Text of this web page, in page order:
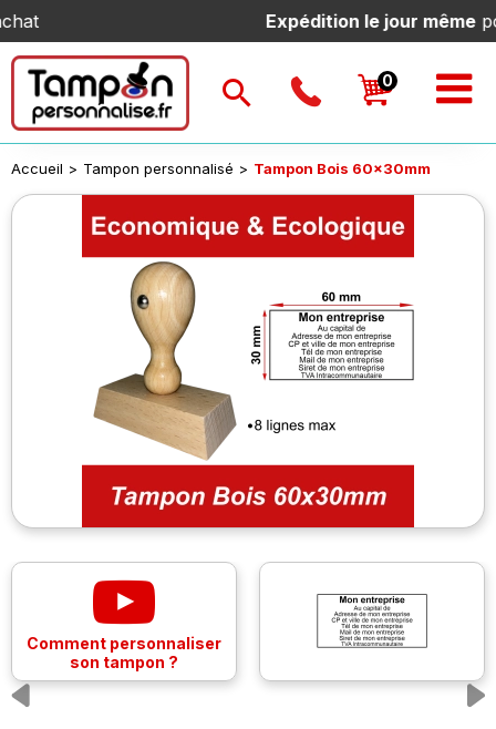
Expédition le jour même pour
Accueil > Tampon personnalisé > Tampon Bois 60x30mm